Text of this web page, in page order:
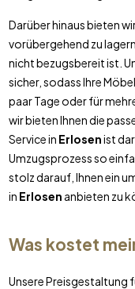
Darüber hinaus bieten
vorübergehend zu
nicht bezugsbereit ist.
sicher, sodass Ihre
paar Tage oder für
wir bieten Ihnen die
Service in Erlosenist
Umzugsprozess so
stolz darauf, Ihnen ein
in Erlosen anbieten zu
Was kostet
Unsere Preisgestaltung